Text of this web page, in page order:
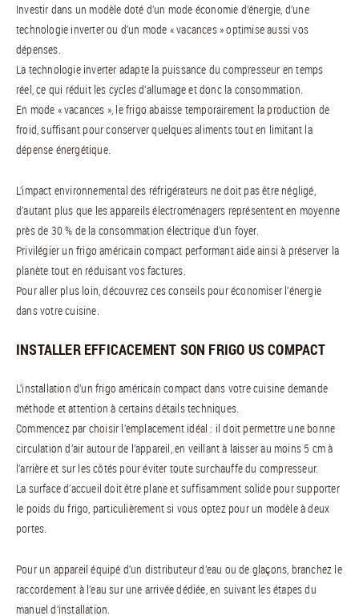
Investir dans un modèle doté d’un mode économie d’énergie, d’une
technologie inverter ou d’un mode « vacances » optimise aussi vos
dépenses.
La technologie inverter adapte la puissance du compresseur en temps
réel, ce qui réduit les cycles d’allumage et donc la consommation.
En mode « vacances », le frigo abaisse temporairement la production de
froid, suffisant pour conserver quelques aliments tout en limitant la
dépense énergétique.
L’impact environnemental des réfrigérateurs ne doit pas être négligé,
d’autant plus que les appareils électroménagers représentent en moyenne
près de 30 % de la consommation électrique d’un foyer.
Privilégier un frigo américain compact performant aide ainsi à préserver la
planète tout en réduisant vos factures.
Pour aller plus loin, découvrez ces conseils pour économiser l’énergie
dans votre cuisine.
INSTALLER EFFICACEMENT SON FRIGO US COMPACT
L’installation d’un frigo américain compact dans votre cuisine demande
méthode et attention à certains détails techniques.
Commencez par choisir l’emplacement idéal : il doit permettre une bonne
circulation d’air autour de l’appareil, en veillant à laisser au moins 5 cm à
l’arrière et sur les côtés pour éviter toute surchauffe du compresseur.
La surface d’accueil doit être plane et suffisamment solide pour supporter
le poids du frigo, particulièrement si vous optez pour un modèle à deux
portes.
Pour un appareil équipé d’un distributeur d’eau ou de glaçons, branchez le
raccordement à l’eau sur une arrivée dédiée, en suivant les étapes du
manuel d’installation.